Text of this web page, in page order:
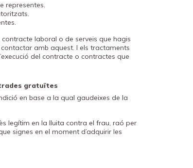
representes.
laboral o de serveis que hagis
amb aquest. I els tractaments
del contracte o contractes que
gratuïtes
en base a la qual gaudeixes de la
legítim en la lluita contra el frau, raó per
signes en el moment d’adquirir les